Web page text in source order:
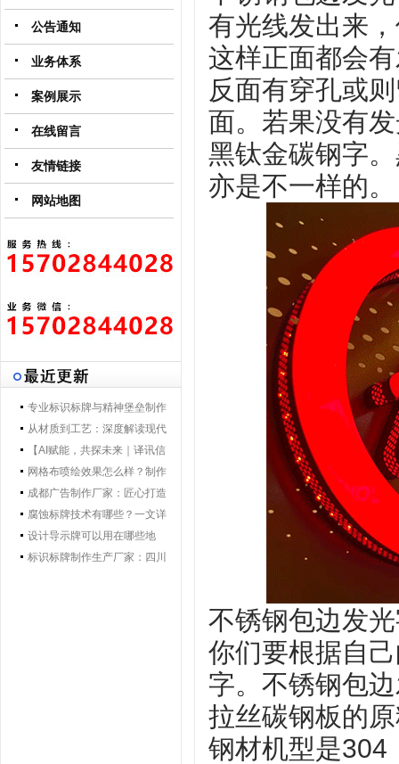
公告通知
业务体系
案例展示
在线留言
友情链接
网站地图
专业标识标牌与精神堡垒制作
专家 | 零贰捌广告制作集团 - 打
造一体化导视解决方案，提升
品牌形象与空间效率
从材质到工艺：深度解读现代
导视标牌制作技术
【AI赋能，共探未来｜译讯信
息董事长马万炯先生一行莅临
028广告制作集团交流赋能】
网格布喷绘效果怎么样？制作
工艺要点核心优势
成都广告制作厂家：匠心打造
城市视觉新名片
腐蚀标牌技术有哪些？一文详
解行业主流工艺与应用
设计导示牌可以用在哪些地
方？
标识标牌制作生产厂家：四川
有光线发出来
这样正面都会
反面有穿孔或
面。若果没有
黑钛金碳钢字
亦是不一样的。
不锈钢包边发
你们要根据自
字。不锈钢包
拉丝碳钢板的
钢材机型是304